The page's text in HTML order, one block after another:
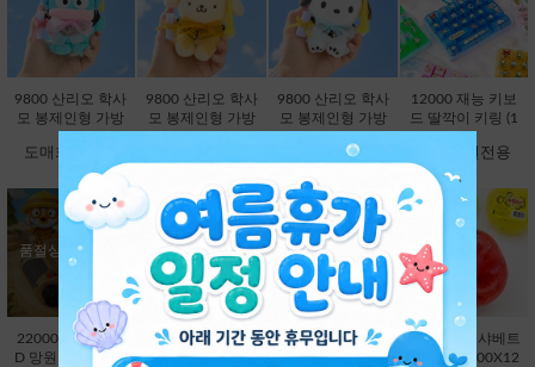
9800 산리오 학사
모 봉제인형 가방
[B2-083234]
도매회원전용
9800 산리오 학사
모 봉제인형 가방
9800 산리오 학사
모 봉제인형 가방
[B2-083227]
도매회원전용
12000 재능 키보
드 딸깍이 키링 (1
45048]
도매회원전용
품절상품입니다.
22000 뽀로로 LE
D 망원경 [C1-373
3000 플랫볼 스피
너 1탄 (3000X24E
7000 망고스틴 크
런치 슬랑이 (7000
5000 과일 샤베트
슬랑이 (5000X12